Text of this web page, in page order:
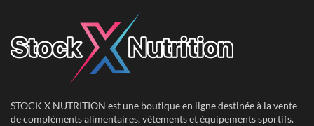
STOCK X NUTRITION est une boutique en ligne destinée à la vente
de compléments alimentaires, vêtements et équipements sportifs.